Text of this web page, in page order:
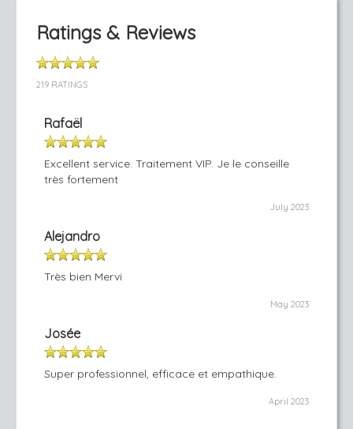
Ratings & Reviews
219 RATINGS
Rafaël
Excellent service. Traitement VIP. Je le conseille
très fortement
July 2023
Alejandro
Très bien Mervi
May 2023
Josée
Super professionnel, efficace et empathique.
April 2023